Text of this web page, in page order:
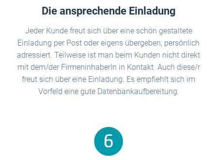
Die ansprechende Einladung
Jeder Kunde freut sich über eine schön gestaltete
Einladung per Post oder eigens übergeben, persönlich
adressiert. Teilweise ist man beim Kunden nicht direkt
mit dem/der FirmeninhaberIn in Kontakt. Auch diese/r
freut sich über eine Einladung. Es empfiehlt sich im
Vorfeld eine gute Datenbankaufbereitung.